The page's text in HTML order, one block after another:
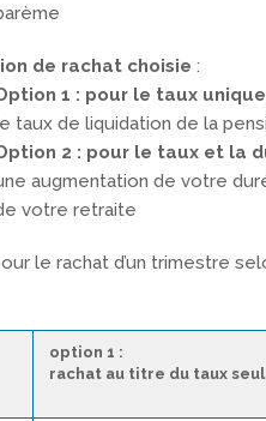
de rachat choisie :
1 : pour le taux
taux de liquidation de la
2 : pour le taux et la
augmentation de votre
votre retraite
le rachat d’un trimestre
option 1 :
rachat au titre du taux seul